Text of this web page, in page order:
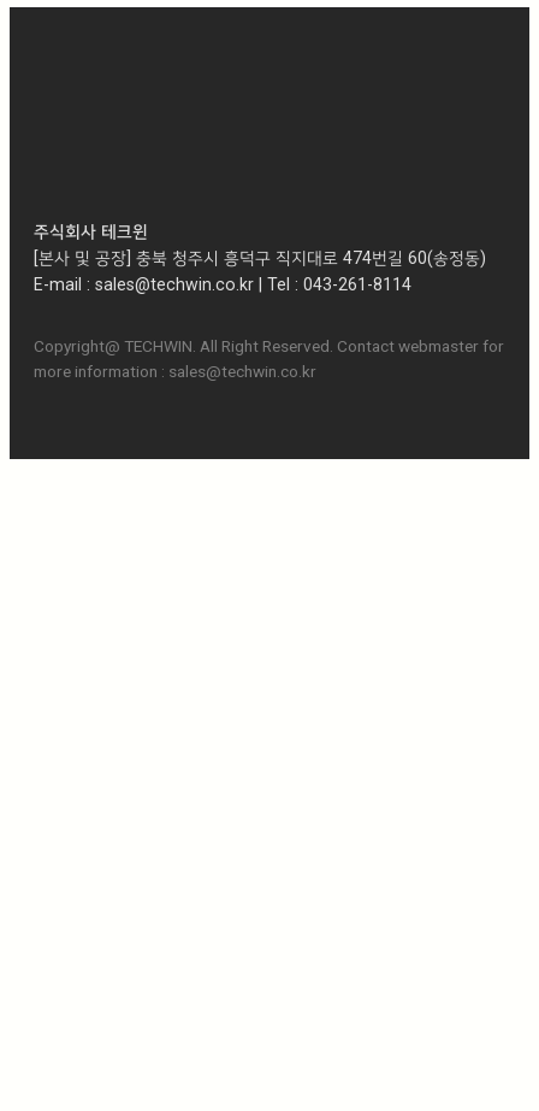
주식회사 테크윈
[본사 및 공장] 충북 청주시 흥덕구 직지대로 474번길 60(송정동)
E-mail : sales@techwin.co.kr | Tel : 043-261-8114
Copyright@ TECHWIN. All Right Reserved. Contact webmaster for
more information : sales@techwin.co.kr